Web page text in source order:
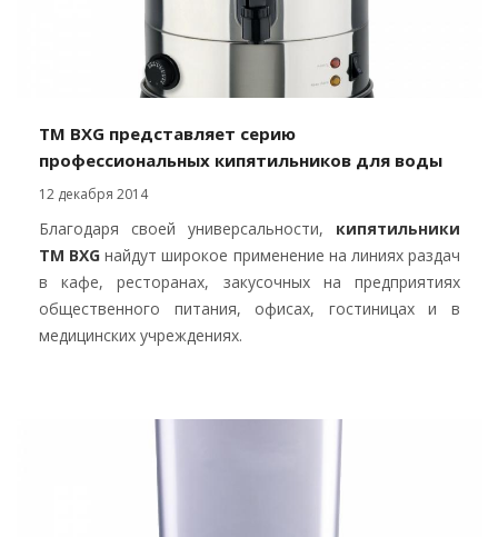
TM BXG представляет серию
профессиональных кипятильников для воды
12 декабря 2014
Благодаря своей универсальности, кипятильники
ТМ BXG найдут широкое применение на линиях раздач
в кафе, ресторанах, закусочных на предприятиях
общественного питания, офисах, гостиницах и в
медицинских учреждениях.